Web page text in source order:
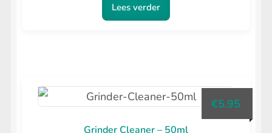
Lees verder
Grinder Cleaner – 50ml
€5.95